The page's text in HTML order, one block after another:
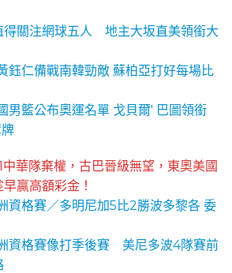
得關注網球五人 地主大坂直美領銜大
鈺仁備戰南韓勁敵 蘇柏亞打好每場比
男籃公布奧運名單 戈貝爾' 巴圖領銜
華隊棄權，古巴晉級無望，東奧美國
贏高額彩金！
資格賽／多明尼加5比2勝波多黎各 委
資格賽像打季後賽 美尼多波4隊賽前